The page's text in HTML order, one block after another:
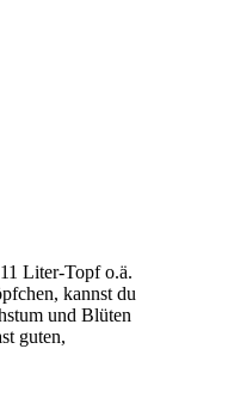
Liter-Topf o.ä.
kannst du
und Blüten
guten,